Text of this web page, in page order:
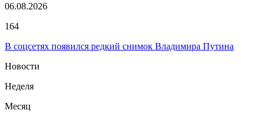
06.08.2026
164
В соцсетях появился редкий снимок Владимира Путина
Новости
Неделя
Месяц